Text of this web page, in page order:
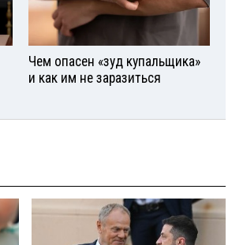
Чем опасен «зуд купальщика»
и как им не заразиться